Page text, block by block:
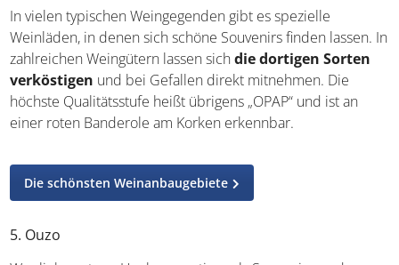
In vielen typischen Weingegenden gibt es spezielle
Weinläden, in denen sich schöne Souvenirs finden lassen.
In zahlreichen Weingütern lassen sichdie dortigen
Sorten verköstigenund bei Gefallen direkt mitnehmen.
an einer roten Banderole am Korken erkennbar.